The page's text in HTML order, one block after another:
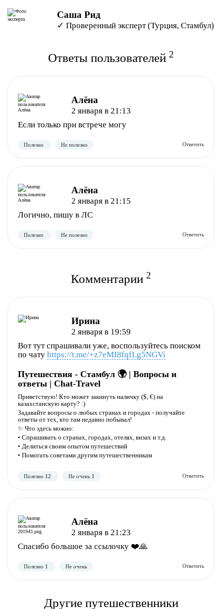
Саша Рид
✓ Проверенный эксперт (Турция, Стамбул)
Ответы пользователей 2
Алёна
2 января в 21:13
Если только при встрече могу
Полезно Не полезно
Алёна
2 января в 21:15
Логично, пишу в ЛС
Полезно Не полезно
Комментарии 2
Ирина
2 января в 19:59
Вот тут спрашивали уже, воспользуйтесь поиском
по чату https://t.me/+z7eMI8fqfLg5NGVi
Путешествия - Стамбул 🌍 | Вопросы и
ответы | Chat-Travel
Приветствую! Кто может закинуть наличку ($, €) на
казахстанскую карту? :)
Задавайте вопросы о любых странах и городах - получайте
ответы от тех, кто там недавно побывал!
✨ Что здесь можно:
• Спрашивать о странах, городах, отелях, визах и т.д.
• Делиться своим опытом путешествий
• Помогать советами другим путешественникам
Алёна
2 января в 21:23
Спасибо большое за ссылочку ❤️🙏
Другие путешественники